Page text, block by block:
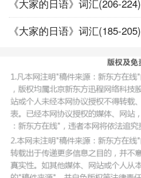
《大家的日语》词汇(206-224)
《大家的日语》词汇(185-205)